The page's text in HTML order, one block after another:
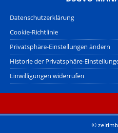
Datenschutzerklärung
Cookie-Richtlinie
Privatsphäre-Einstellungen ändern
Historie der Privatsphäre-
Einwilligungen widerrufen
©